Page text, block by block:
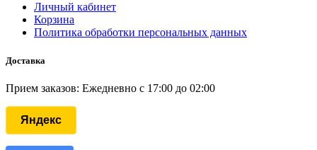
Личный кабинет
Корзина
Политика обработки персональных данных
Доставка
Прием заказов: Ежедневно с 17:00 до 02:00
Яндекс